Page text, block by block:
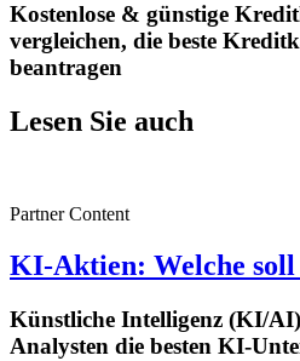
Kostenlose & günstige
vergleichen, die beste
beantragen
Lesen Sie auch
Partner Content
KI-Aktien: Welche soll
Künstliche Intelligenz (KI/
Analysten die besten KI-